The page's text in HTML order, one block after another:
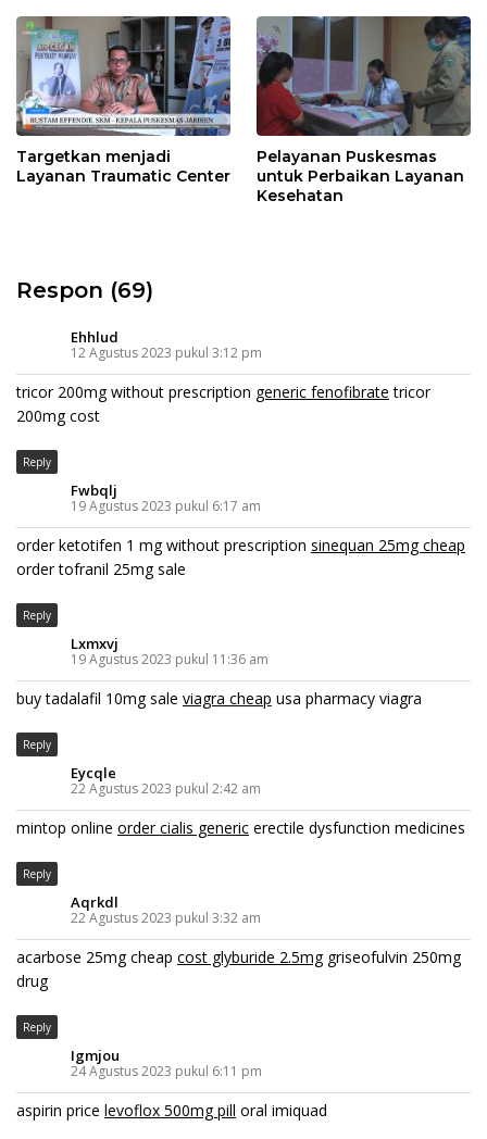
Targetkan menjadi
Layanan Traumatic Center
Pelayanan Puskesmas
untuk Perbaikan Layanan
Kesehatan
Respon (69)
Ehhlud
12 Agustus 2023 pukul 3:12 pm
tricor 200mg without prescription generic fenofibrate tricor
200mg cost
Reply
Fwbqlj
19 Agustus 2023 pukul 6:17 am
order ketotifen 1 mg without prescription sinequan 25mg cheap
order tofranil 25mg sale
Reply
Lxmxvj
19 Agustus 2023 pukul 11:36 am
buy tadalafil 10mg sale viagra cheap usa pharmacy viagra
Reply
Eycqle
22 Agustus 2023 pukul 2:42 am
mintop online order cialis generic erectile dysfunction medicines
Reply
Aqrkdl
22 Agustus 2023 pukul 3:32 am
acarbose 25mg cheap cost glyburide 2.5mggriseofulvin 250mg
drug
Reply
Igmjou
24 Agustus 2023 pukul 6:11 pm
aspirin price levoflox 500mg pill oral imiquad